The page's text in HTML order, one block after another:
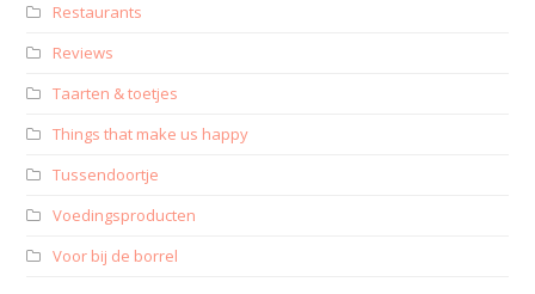
Restaurants
Reviews
Taarten & toetjes
Things that make us happy
Tussendoortje
Voedingsproducten
Voor bij de borrel